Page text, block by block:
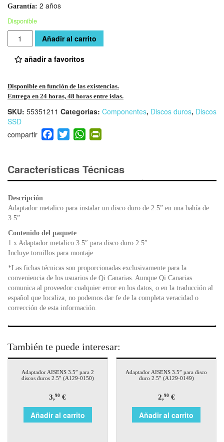
Garantía: 2 años
Disponible
Cantidad Añadir al carrito
añadir a favoritos
Disponible en función de las existencias.
Entrega en 24 horas, 48 horas entre islas.
SKU: 55351211 Categorías: Componentes, Discos duros, Discos
SSD
F
a
e
b
o
T
wi
er
W
h
s
A
p
ri
e
dl
Características Técnicas
Descripción
Adaptador metalico para instalar un disco duro de 2.5” en una bahía de
3.5”
Contenido del paquete
1 x Adaptador metalico 3.5″ para disco duro 2.5″
Incluye tornillos para montaje
*Las fichas técnicas son proporcionadas exclusivamente para la
conveniencia de los usuarios de Qi Canarias. Aunque Qi Canarias
comunica al proveedor cualquier error en los datos, o en la traducción al
español que localiza, no podemos dar fe de la completa veracidad o
corrección de esta información.
También te puede interesar:
Adaptador AISENS 3.5″ para 2
discos duros 2.5″ (A129-0150)
3,90 €
Añadir al carrito
Adaptador AISENS 3.5″ para disco
duro 2.5″ (A129-0149)
2,90€
Añadir al carrito